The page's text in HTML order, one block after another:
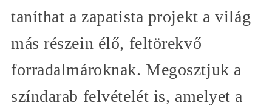
taníthat a zapatista projekt a világ
más részein élő, feltörekvő
forradalmároknak. Megosztjuk a
színdarab felvételét is, amelyet a